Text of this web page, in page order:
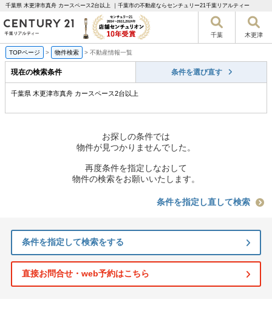
千葉県 木更津市真舟 カースペース2台以上 ｜千葉市の不動産ならセンチュリー21千葉リアルティー
千葉 木更津
TOPページ > 物件検索 > 不動産情報一覧
現在の検索条件 条件を選び直す
千葉県 木更津市真舟 カースペース2台以上
お探しの条件では
物件が見つかりませんでした。
再度条件を指定しなおして
物件の検索をお願いいたします。
条件を指定し直して検索
条件を指定して検索をする
直接お問合せ・web予約はこちら